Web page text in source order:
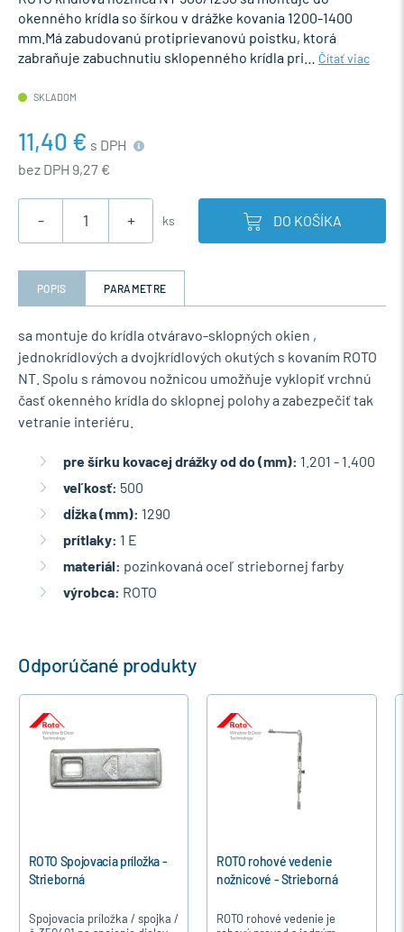
okenného krídla so šírkou v drážke kovania 1200-1400
mm.Má zabudovanú protiprievanovú poistku, ktorá
zabraňuje zabuchnutiu sklopenného krídla pri…
Čítať viac
SKLADOM
11,40 € s DPH
bez DPH 9,27 €
- + ks DO KOŠÍKA
POPIS PARAMETRE
sa montuje do krídla otváravo-sklopných okien ,
jednokrídlových a dvojkrídlových okutých s kovaním ROTO
NT. Spolu s rámovou nožnicou umožňuje vyklopiť vrchnú
časť okenného krídla do sklopnej polohy a zabezpečiť tak
vetranie interiéru.
pre šírku kovacej drážky od do (mm): 1.201 - 1.400
veľkosť: 500
dĺžka (mm): 1290
prítlaky: 1 E
materiál: pozinkovaná oceľ striebornej farby
výrobca: ROTO
Odporúčané produkty
ROTO Spojovacia príložka -
Strieborná
Spojovacia príložka / spojka /
ROTO rohové vedenie
nožnicové - Strieborná
ROTO rohové vedenie je